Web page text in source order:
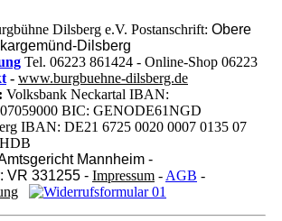
Dilsberg e.V. Postanschrift: Obere
Dilsberg
Tel. 06223 861424 - Online-Shop 06223
- www.burgbuehne-dilsberg.de
Volksbank Neckartal IBAN:
BIC: GENODE61NGD
IBAN: DE21 6725 0020 0007 0135 07
Mannheim -
VR 331255 - Impressum - AGB -